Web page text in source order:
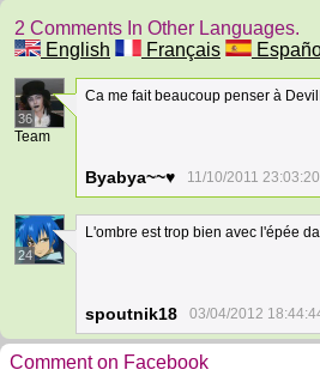
2 Comments In Other Languages.
English
Français
36
Team
Ca me fait beaucoup penser à
Byabya~~♥ 11/10/2011 23:03:20
24
L'ombre est trop bien avec l'épée
spoutnik18 03/04/2012
Comment on Facebook